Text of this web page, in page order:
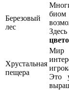
Березовый
лес
Хрустальная
пещера
Мир
Это